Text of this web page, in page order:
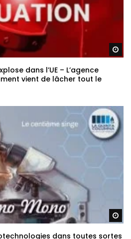
dans l’UE – L’agence
vient de lâcher tout le
dans toutes sortes